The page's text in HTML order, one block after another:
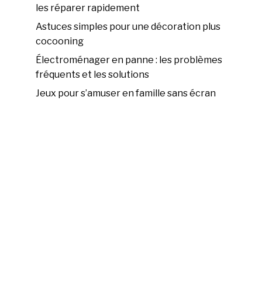
les réparer rapidement
Astuces simples pour une décoration plus
cocooning
Électroménager en panne : les problèmes
fréquents et les solutions
Jeux pour s’amuser en famille sans écran